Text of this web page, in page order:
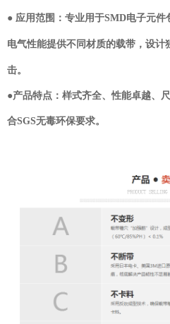
● 应用范围：专业用于SMD电子元件
电气性能提供不同材质的载带，设
击。
●产品特点：样式齐全、性能卓越、
合SGS无毒环保要求。